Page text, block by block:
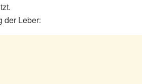
der Leber: